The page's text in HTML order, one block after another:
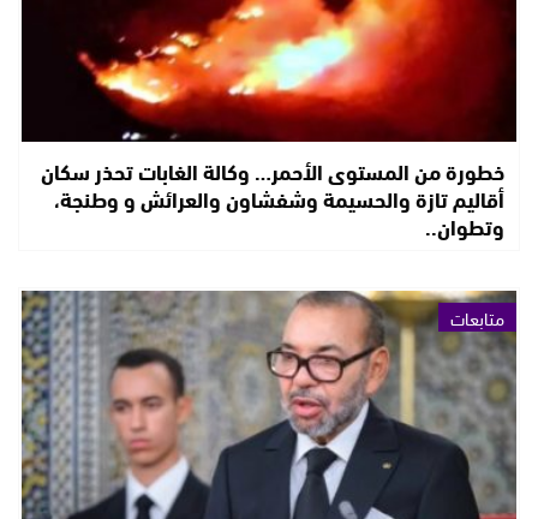
خطورة من المستوى الأحمر… وكالة الغابات تحذر سكان
أقاليم تازة والحسيمة وشفشاون والعرائش و وطنجة،
وتطوان..
متابعات